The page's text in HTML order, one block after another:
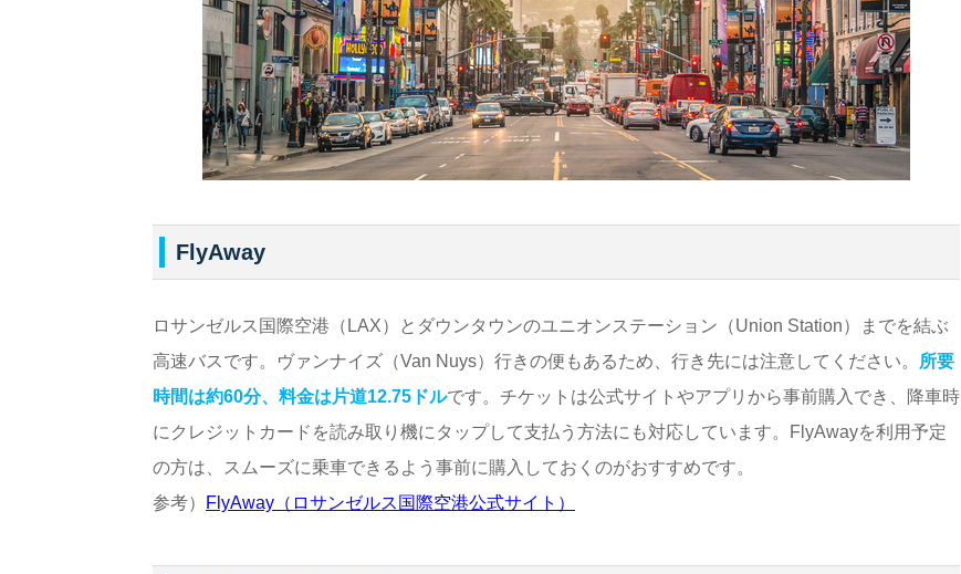
FlyAway
ロサンゼルス国際空港（LAX）とダウンタウンのユニオンステーション（Union Station）までを結ぶ
高速バスです。ヴァンナイズ（Van Nuys）行きの便もあるため、行き先には注意してください。 所要
時間は約60分、料金は片道12.75ドルです。チケットは公式サイトやアプリから事前購入でき、降車時
にクレジットカードを読み取り機にタップして支払う方法にも対応しています。FlyAwayを利用予定
の方は、スムーズに乗車できるよう事前に購入しておくのがおすすめです。
参考）
FlyAway（ロサンゼルス国際空港公式サイト）